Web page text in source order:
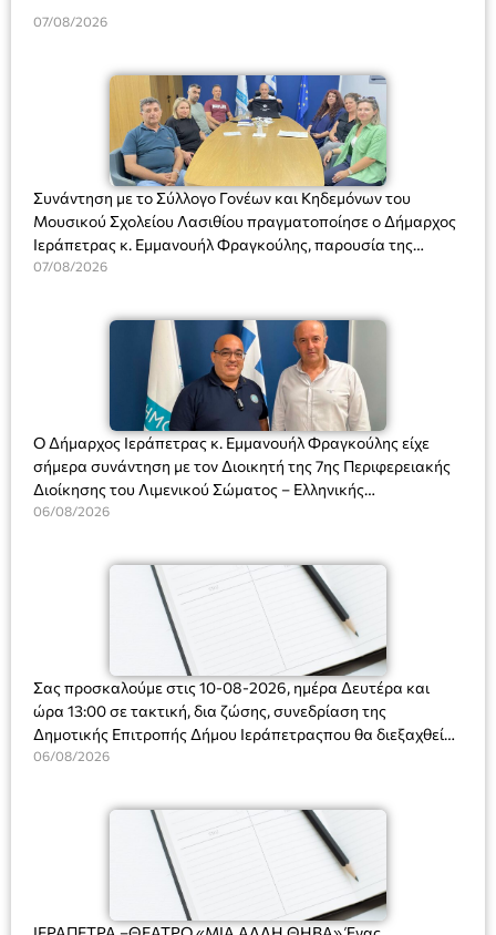
07/08/2026
Συνάντηση με το Σύλλογο Γονέων και Κηδεμόνων του
Μουσικού Σχολείου Λασιθίου πραγματοποίησε ο Δήμαρχος
Ιεράπετρας κ. Εμμανουήλ Φραγκούλης, παρουσία της
Διευθύντριας του σχολείου κας Μαριάννας Χαΐτα.
07/08/2026
Ο Δήμαρχος Ιεράπετρας κ. Εμμανουήλ Φραγκούλης είχε
σήμερα συνάντηση με τον Διοικητή της 7ης Περιφερειακής
Διοίκησης του Λιμενικού Σώματος – Ελληνικής
Ακτοφυλακής (Λ.Σ.-ΕΛ.ΑΚΤ.), Αρχιπλοίαρχο Λ.Σ. κ. Ιωάννη
06/08/2026
Σας προσκαλούμε στις 10-08-2026, ημέρα Δευτέρα και
ώρα 13:00 σε τακτική, δια ζώσης, συνεδρίαση της
Δημοτικής Επιτροπής Δήμου Ιεράπετραςπου θα διεξαχθεί
στο Δημοτικό Κατάστημα, Δημοκρατίας 31 στην αίθουσα
και λήψη αποφάσεων στα παρακάτω θέματα:
06/08/2026